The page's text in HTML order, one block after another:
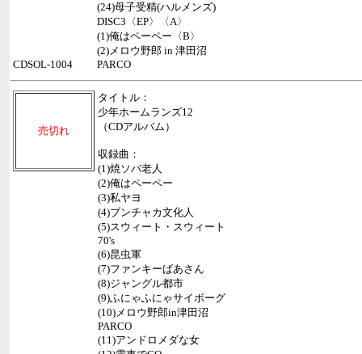
(24)母子受精(ハルメンズ)
DISC3〈EP〉〈A〉
(1)俺はペーペー〈B〉
(2)メロウ野郎 in 津田沼
PARCO
CDSOL-1004
売切れ
タイトル：
少年ホームランズ12
（CDアルバム）
収録曲：
(1)焼ソバ老人
(2)俺はペーペー
(3)私ヤヨ
(4)ブンチャカ文化人
(5)スウィート・スウィート
70's
(6)昆虫軍
(7)ファンキーばあさん
(8)ジャングル都市
(9)ふにゃふにゃサイボーグ
(10)メロウ野郎in津田沼
PARCO
(11)アンドロメダな女